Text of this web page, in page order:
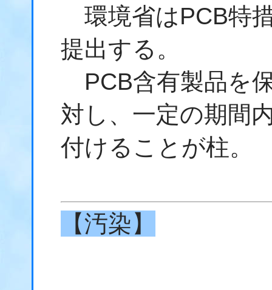
環境省はPCB特
提出する。
PCB含有製品を
対し、一定の期間
付けることが柱。
【汚染】